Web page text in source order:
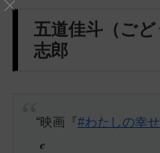
五道佳斗（ご
志郎
“映画『#わたしの幸
️ ℯ